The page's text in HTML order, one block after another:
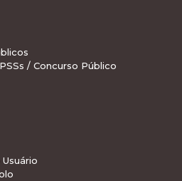
/ Concurso Público